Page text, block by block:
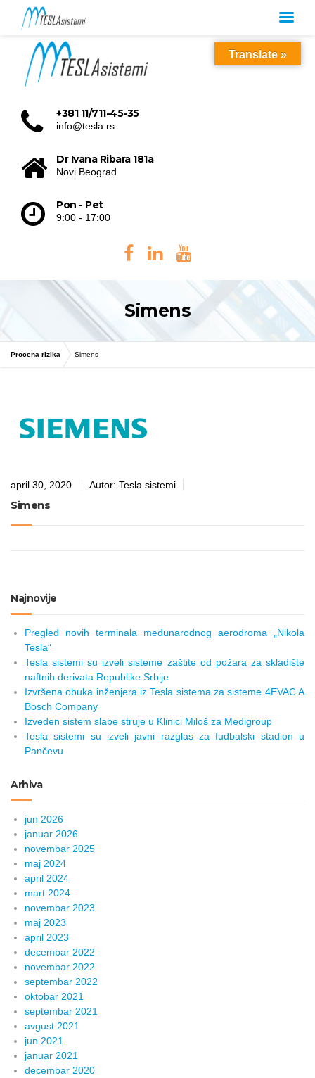
+381 11/711-45-35
info@tesla.rs
Dr Ivana Ribara 181a
Novi Beograd
Pon - Pet
9:00 - 17:00
Simens
Procena rizika Simens
april 30, 2020 Autor: Tesla sistemi
Simens
Najnovije
Pregled novih terminala međunarodnog aerodroma „Nikola
Tesla“
Tesla sistemi su izveli sisteme zaštite od požara za skladište
naftnih derivata Republike Srbije
Izvršena obuka inženjera iz Tesla sistema za sisteme 4EVAC A
Bosch Company
Izveden sistem slabe struje u Klinici Miloš za Medigroup
Tesla sistemi su izveli javni razglas za fudbalski stadion u
Pančevu
Arhiva
jun 2026
januar 2026
novembar 2025
maj 2024
april 2024
mart 2024
novembar 2023
maj 2023
april 2023
decembar 2022
novembar 2022
septembar 2022
oktobar 2021
septembar 2021
avgust 2021
jun 2021
januar 2021
decembar 2020
Translate »